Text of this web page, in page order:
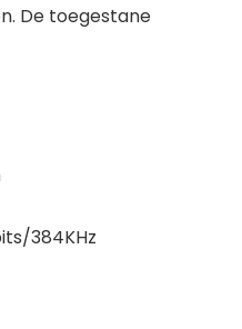
De toegestane
384KHz